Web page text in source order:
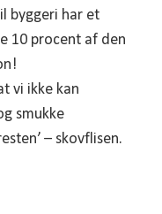
al CO2 på én
fældning.
om
der, hvor
byggeri har et
10 procent af den
vi ikke kan
smukke
– skovflisen.